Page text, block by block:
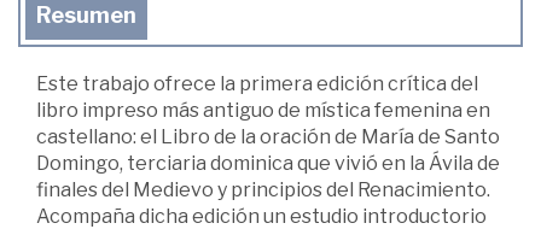
Resumen
Este trabajo ofrece la primera edición crítica del
libro impreso más antiguo de mística femenina en
castellano: el Libro de la oración de María de Santo
Domingo, terciaria dominica que vivió en la Ávila de
finales del Medievo y principios del Renacimiento.
Acompaña dicha edición un estudio introductorio